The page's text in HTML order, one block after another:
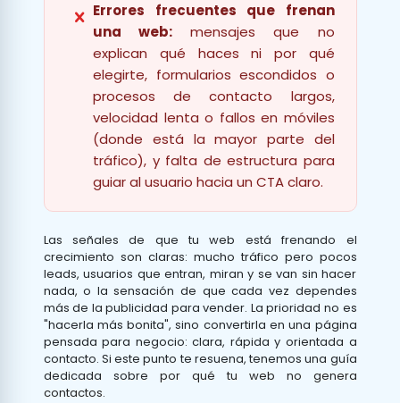
Errores frecuentes que frenan
una web: mensajes que no
explican qué haces ni por qué
elegirte, formularios escondidos o
procesos de contacto largos,
velocidad lenta o fallos en móviles
(donde está la mayor parte del
tráfico), y falta de estructura para
guiar al usuario hacia un CTA claro.
Las señales de que tu web está frenando el
crecimiento son claras: mucho tráfico pero pocos
leads, usuarios que entran, miran y se van sin hacer
nada, o la sensación de que cada vez dependes
más de la publicidad para vender. La prioridad no es
"hacerla más bonita", sino convertirla en una página
pensada para negocio: clara, rápida y orientada a
contacto. Si este punto te resuena, tenemos una guía
dedicada sobre por qué tu web no genera
contactos.